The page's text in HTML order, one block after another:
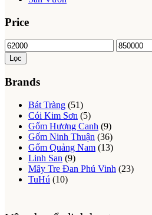
Price
Giá
thấp
nhất
Giá
cao
Lọc
Brands
Bát Tràng (51)
Cói Kim Sơn (5)
Gốm Hương Canh (9)
Gốm Ninh Thuận (36)
Gốm Quảng Nam (13)
Linh San (9)
Mây Tre Đan Phú Vinh (23)
TuHú (10)